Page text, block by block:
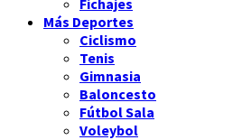
Más Deportes
Ciclismo
Tenis
Gimnasia
Baloncesto
Fútbol Sala
Voleybol